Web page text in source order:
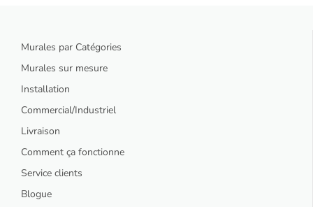
Murales par Catégories
Murales sur mesure
Installation
Commercial/Industriel
Livraison
Comment ça fonctionne
Service clients
Blogue